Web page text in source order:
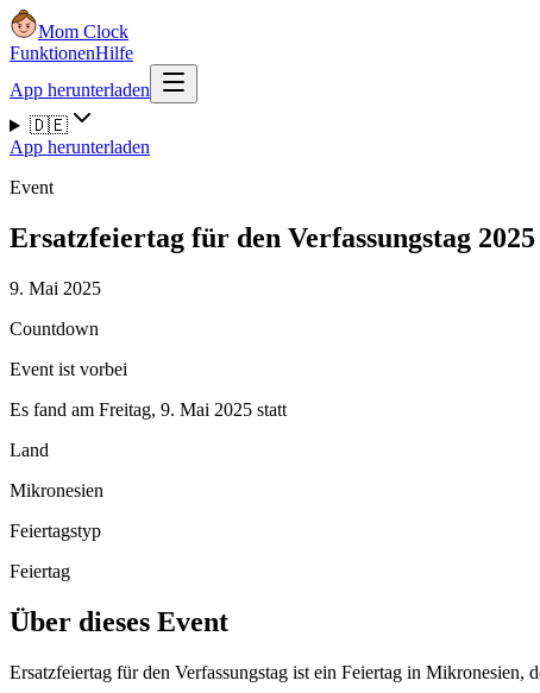
Mom Clock
FunktionenHilfe
App herunterladen
🇩🇪
App herunterladen
Event
Ersatzfeiertag für den Verfassungstag 2025
9. Mai 2025
Countdown
Event ist vorbei
Es fand am Freitag, 9. Mai 2025 statt
Land
Mikronesien
Feiertagstyp
Feiertag
Über dieses Event
Ersatzfeiertag für den Verfassungstag ist ein Feiertag in Mikronesien,